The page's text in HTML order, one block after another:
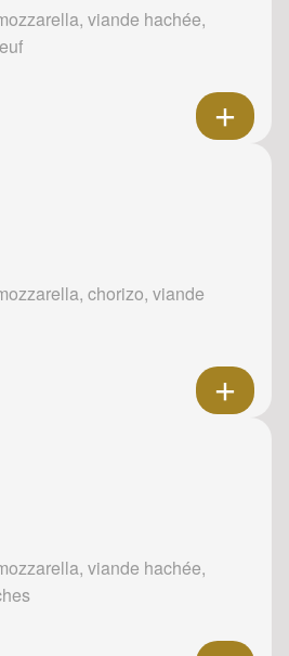
viande hachée,
chorizo, viande
viande hachée,